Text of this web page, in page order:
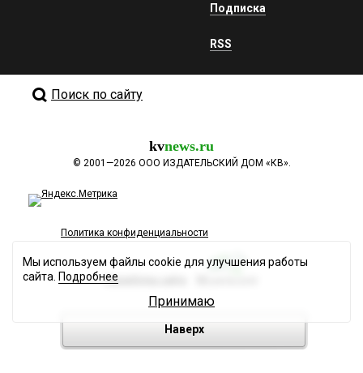
Подписка
RSS
Поиск по сайту
kvnews.ru
© 2001—2026 ООО ИЗДАТЕЛЬСКИЙ ДОМ «КВ».
Политика конфиденциальности
Разработка сайта
Наверх
Мы используем файлы cookie для улучшения работы
сайта. Подробнее
Принимаю